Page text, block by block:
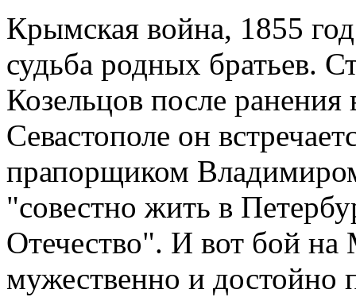
Крымская война, 1855
судьба родных братьев.
Козельцов после
Севастополе он
прапорщиком
"совестно жить в
Отечество". И вот бой на
мужественно и